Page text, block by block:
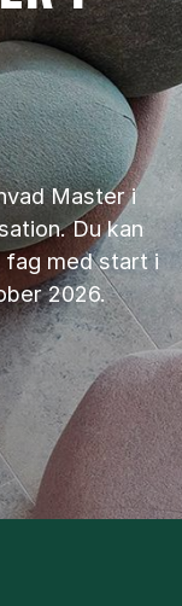
Master i
Du kan
med start i
2026.